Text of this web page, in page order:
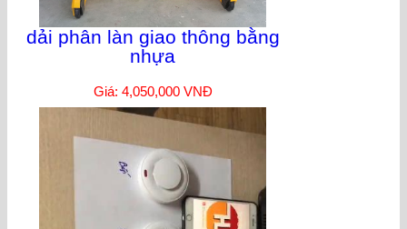
dải phân làn giao thông bằng
nhựa
Giá: 4,050,000 VNĐ